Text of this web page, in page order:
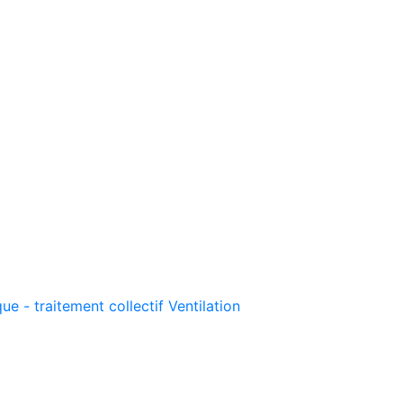
- traitement collectif Ventilation